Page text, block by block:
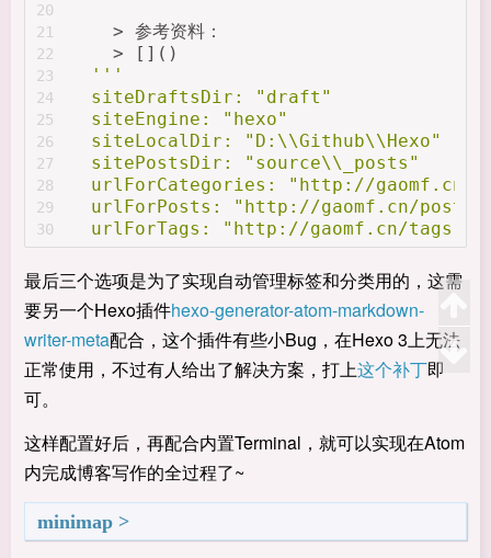
20
21
22
23
24
25
26
27
28
29
30
    > 参考资料：
    > []()
'''
  siteDraftsDir:
"draft"
  siteEngine:
"hexo"
  siteLocalDir:
"D:\\Github\\Hexo"
  sitePostsDir:
"source\\_posts"
  urlForCategories:
"http://gaomf.cn/
  urlForPosts:
"http://gaomf.cn/
  urlForTags:
"http://gaomf.cn/
最后三个选项是为了实现自动管理标签和分类用的，这需
要另一个Hexo插件hexo-generator-atom-markdown-
writer-meta配合，这个插件有些小Bug，在Hexo 3上无法
正常使用，不过有人给出了解决方案，打上这个补丁即
可。
这样配置好后，再配合内置Terminal，就可以实现在Atom
内完成博客写作的全过程了~
minimap